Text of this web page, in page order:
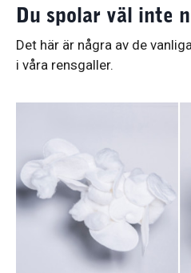
Du spolar väl inte
Det här är några av de
i våra rensgaller.